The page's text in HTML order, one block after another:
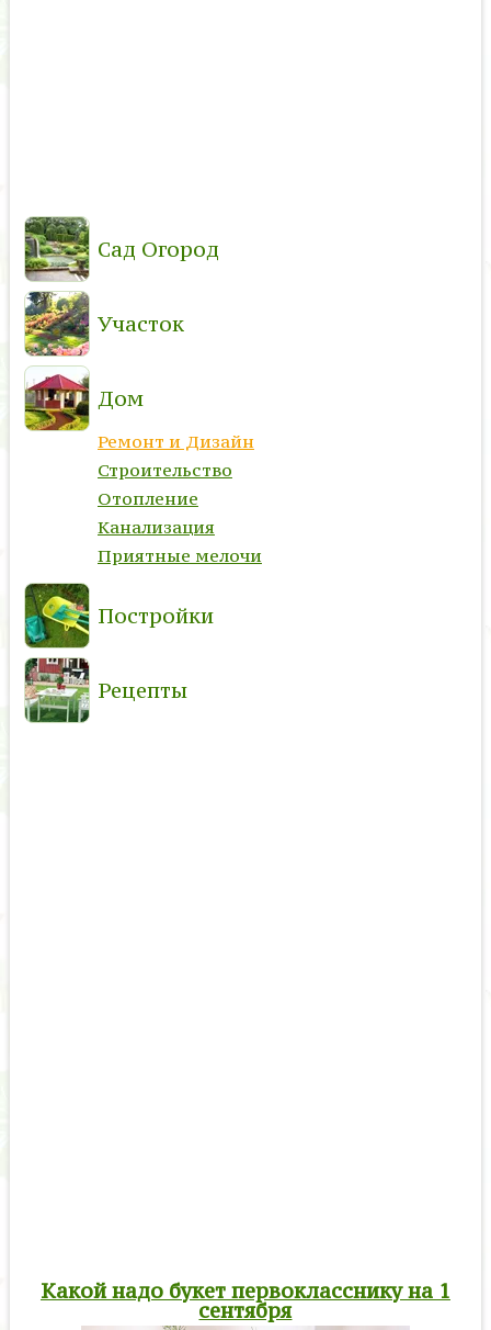
Сад Огород
Участок
Дом
Ремонт и Дизайн
Строительство
Отопление
Канализация
Приятные мелочи
Постройки
Рецепты
Какой надо букет первокласснику на 1
сентября